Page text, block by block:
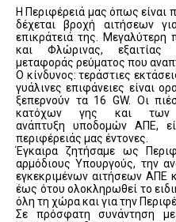
Η Περιφέρειά μας όπως είναι
δέχεται βροχή αιτήσεων
επικράτειά της. Μεγαλύτερη
και Φλώρινας, εξαιτίας
μεταφοράς ρεύματος που
Ο κίνδυνος: τεράστιες
γυάλινες επιφάνειες είναι
ξεπερνούν τα 16 GW. Οι
κατόχων γης και των
ανάπτυξη υποδομών ΑΠΕ,
περιφέρειάς μας έντονες.
Έγκαιρα ζητήσαμε ως
αρμόδιους Υπουργούς, την
εγκεκριμένων αιτήσεων ΑΠΕ
έως ότου ολοκληρωθεί το
όλη τη χώρα και για την
Σε πρόσφατη συνάντηση